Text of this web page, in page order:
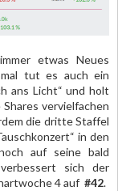
etwas Neues
tut es auch ein
ans Licht“ und holt
vervielfachen
die dritte Staffel
in den
auf seine bald
sich der
4 auf #42.